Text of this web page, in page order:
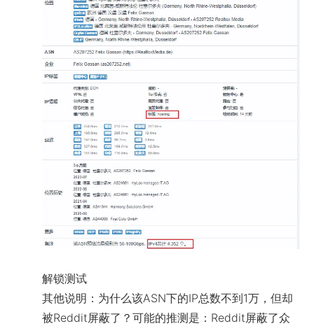
解锁测试
其他说明：为什么该ASN下的IP总数不到1万，但却
被Reddit屏蔽了？可能的推测是：Reddit屏蔽了众